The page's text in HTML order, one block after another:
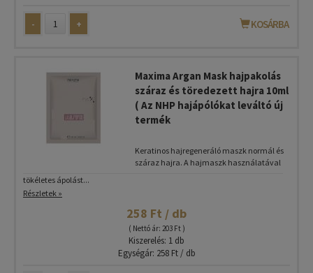
- + KOSÁRBA
Maxima Argan Mask hajpakolás
száraz és töredezett hajra 10ml
( Az NHP hajápólókat leváltó új
termék
Keratinos hajregeneráló maszk normál és
száraz hajra. A hajmaszk használatával
tökéletes ápolást...
Részletek »
258 Ft / db
( Nettó ár: 203 Ft )
Kiszerelés: 1 db
Egységár: 258 Ft / db